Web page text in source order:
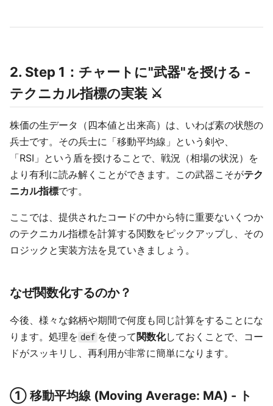
2. Step 1：チャートに"武器"を授ける -
テクニカル指標の実装 ⚔️
株価の生データ（四本値と出来高）は、いわば素の状態の
兵士です。その兵士に「移動平均線」という剣や、
「RSI」という盾を授けることで、戦況（相場の状況）を
より有利に読み解くことができます。この武器こそがテク
ニカル指標です。
ここでは、提供されたコードの中から特に重要ないくつか
のテクニカル指標を計算する関数をピックアップし、その
ロジックと実装方法を見ていきましょう。
なぜ関数化するのか？
今後、様々な銘柄や期間で何度も同じ計算をすることにな
ります。処理を def を使って 関数化しておくことで、コー
ドがスッキリし、再利用が非常に簡単になります。
① 移動平均線 (Moving Average: MA) - ト